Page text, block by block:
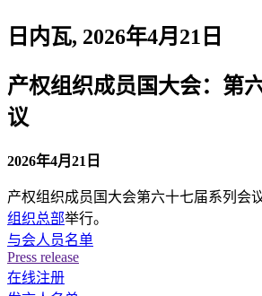
日内瓦, 2026年4月21日
产权组织成员国大会：第
议
2026年4月21日
产权组织成员国大会第六十七​​​​​​​​​​​​​​届系列会
组织总部举行。​​​​​​​
与会人员名单
Press release
在线注册